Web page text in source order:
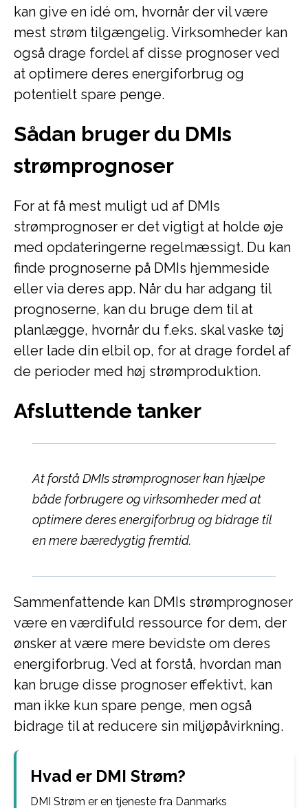
kan give en idé om, hvornår der vil være
mest strøm tilgængelig. Virksomheder kan
også drage fordel af disse prognoser ved
at optimere deres energiforbrug og
potentielt spare penge.
Sådan bruger du DMIs
strømprognoser
For at få mest muligt ud af DMIs
strømprognoser er det vigtigt at holde øje
med opdateringerne regelmæssigt. Du kan
finde prognoserne på DMIs hjemmeside
eller via deres app. Når du har adgang til
prognoserne, kan du bruge dem til at
planlægge, hvornår du f.eks. skal vaske tøj
eller lade din elbil op, for at drage fordel af
de perioder med høj strømproduktion.
Afsluttende tanker
At forstå DMIs strømprognoser kan hjælpe
både forbrugere og virksomheder med at
optimere deres energiforbrug og bidrage til
en mere bæredygtig fremtid.
Sammenfattende kan DMIs strømprognoser
være en værdifuld ressource for dem, der
ønsker at være mere bevidste om deres
energiforbrug. Ved at forstå, hvordan man
kan bruge disse prognoser effektivt, kan
man ikke kun spare penge, men også
bidrage til at reducere sin miljøpåvirkning.
Hvad er DMI Strøm?
DMI Strøm er en tjeneste fra Danmarks